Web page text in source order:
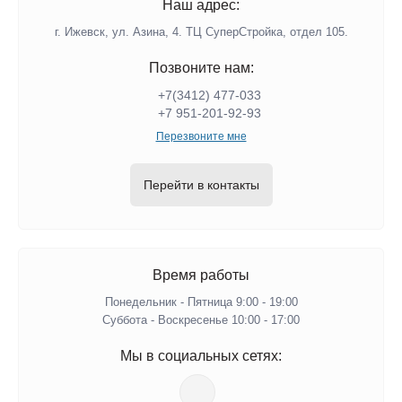
Наш адрес:
г. Ижевск, ул. Азина, 4. ТЦ СуперСтройка, отдел 105.
Позвоните нам:
+7(3412) 477-033
+7 951-201-92-93
Перезвоните мне
Перейти в контакты
Время работы
Понедельник - Пятница 9:00 - 19:00
Суббота - Воскресенье 10:00 - 17:00
Мы в социальных сетях: